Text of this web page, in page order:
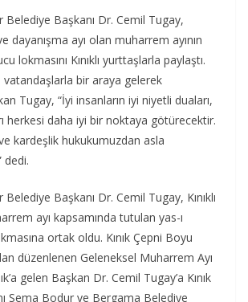
Belediye Başkanı Dr. Cemil Tugay,
dayanışma ayı olan muharrem ayının
lokmasını Kınıklı yurttaşlarla paylaştı.
vatandaşlarla bir araya gelerek
Tugay, “İyi insanların iyi niyetli duaları,
herkesi daha iyi bir noktaya götürecektir.
kardeşlik hukukumuzdan asla
dedi.
Başkanı Dr. Cemil Tugay, Kınıklı
ayı kapsamında tutulan yas-ı
ortak oldu. Kınık Çepni Boyu
düzenlenen Geleneksel Muharrem Ayı
gelen Başkan Dr. Cemil Tugay’a Kınık
Sema Bodur ve Bergama Belediye